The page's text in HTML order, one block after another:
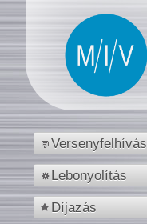
Versenyfelhívás
Lebonyolítás
Díjazás